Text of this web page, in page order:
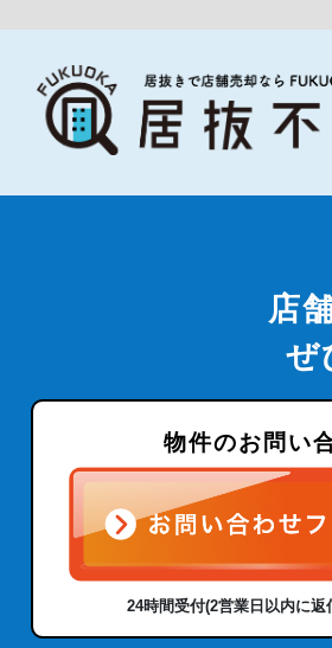
店
ぜ
物件のお問い
24時間受付(2営業日以内に返